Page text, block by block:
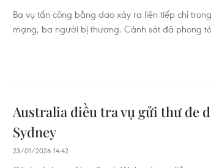
Ba vụ tấn công bằng dao xảy ra liên tiếp chỉ
mạng, ba người bị thương. Cảnh sát đã phong
Australia điều tra vụ gửi thư đe
Sydney
23/01/2026 14:42